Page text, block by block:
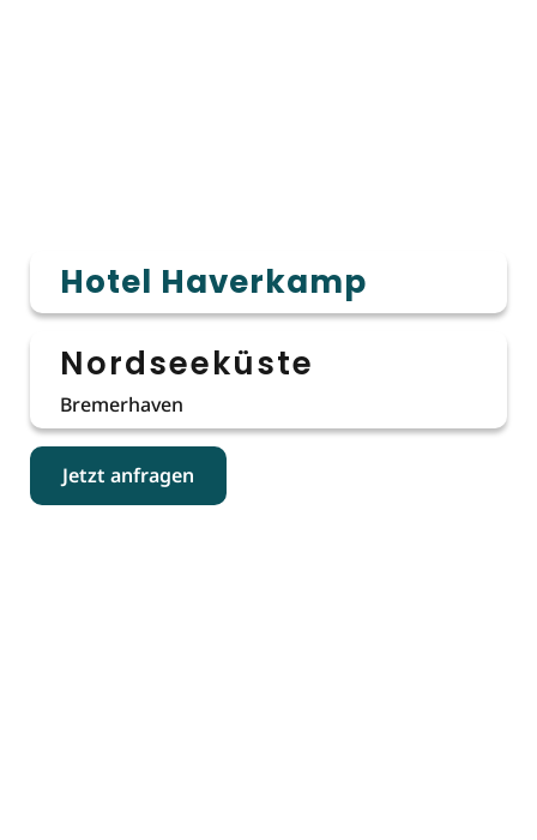
Hotel Haverkamp
Nordseeküste
Bremerhaven
Jetzt anfragen